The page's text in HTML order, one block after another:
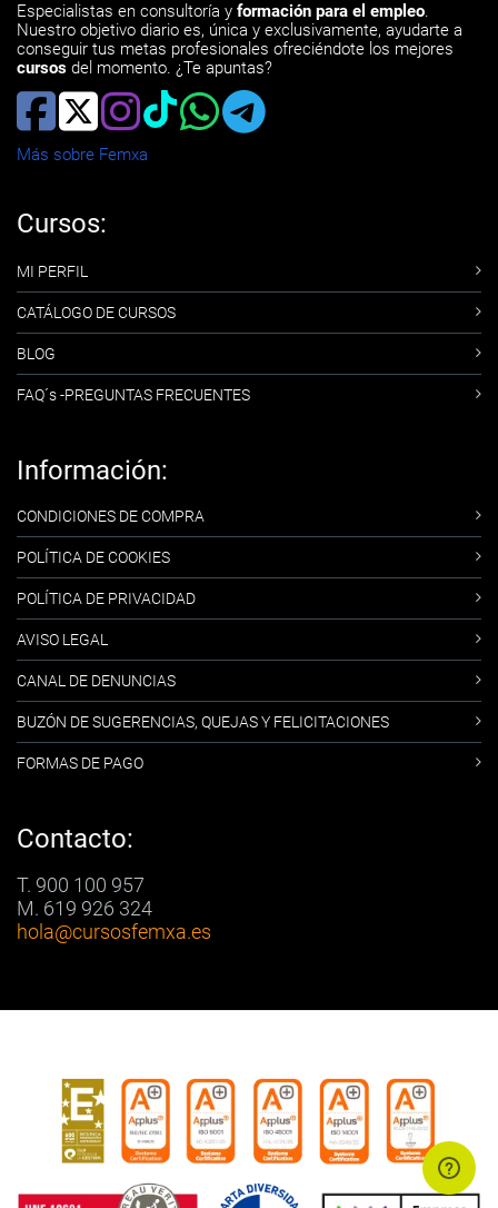
Especialistas en consultoría y formación para el empleo.
Nuestro objetivo diario es, única y exclusivamente, ayudarte a
conseguir tus metas profesionales ofreciéndote los mejores
cursos del momento. ¿Te apuntas?
Más sobre Femxa
Cursos:
MI PERFIL
CATÁLOGO DE CURSOS
BLOG
FAQ´s -PREGUNTAS FRECUENTES
Información:
CONDICIONES DE COMPRA
POLÍTICA DE COOKIES
POLÍTICA DE PRIVACIDAD
AVISO LEGAL
CANAL DE DENUNCIAS
BUZÓN DE SUGERENCIAS, QUEJAS Y FELICITACIONES
FORMAS DE PAGO
Contacto:
T. 900 100 957
M. 619 926 324
hola@cursosfemxa.es